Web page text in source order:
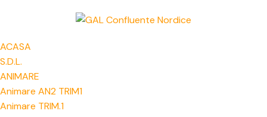
ACASA
S.D.L.
ANIMARE
Animare AN2 TRIM1
Animare TRIM.1